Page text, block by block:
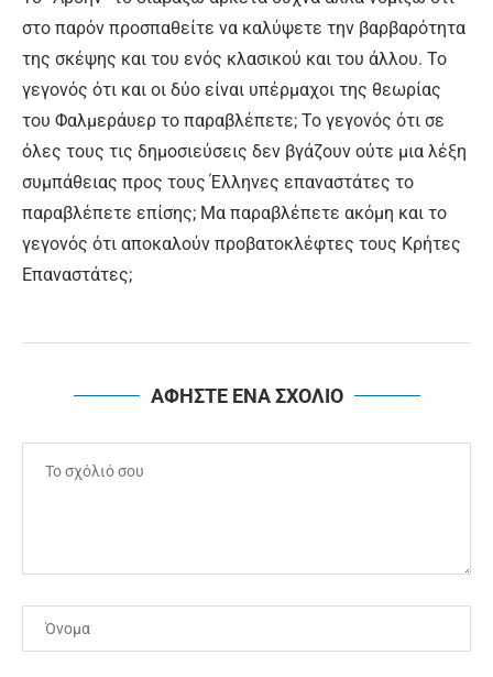
στο παρόν προσπαθείτε να καλύψετε την βαρβαρότητα
της σκέψης και του ενός κλασικού και του άλλου. Το
γεγονός ότι και οι δύο είναι υπέρμαχοι της θεωρίας
του Φαλμεράυερ το παραβλέπετε; Το γεγονός ότι σε
όλες τους τις δημοσιεύσεις δεν βγάζουν ούτε μια λέξη
συμπάθειας προς τους Έλληνες επαναστάτες το
παραβλέπετε επίσης; Μα παραβλέπετε ακόμη και το
γεγονός ότι αποκαλούν προβατοκλέφτες τους Κρήτες
Επαναστάτες;
ΑΦΗΣΤΕ ΕΝΑ ΣΧΟΛΙΟ